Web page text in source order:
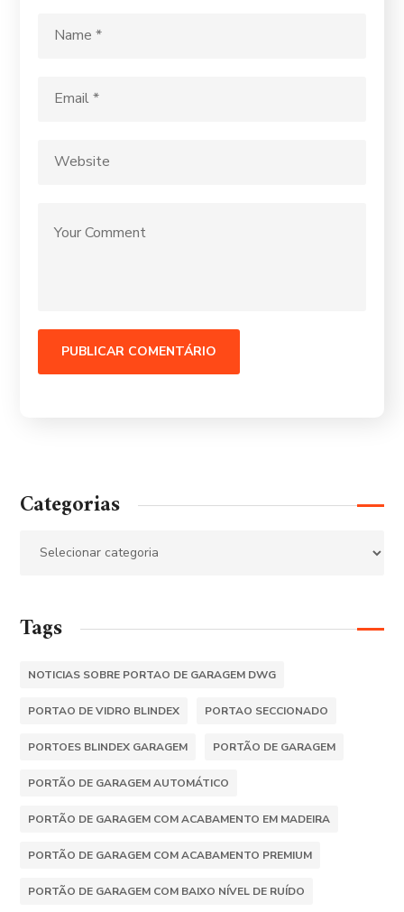
Categorias
Tags
NOTICIAS SOBRE PORTAO DE GARAGEM DWG
PORTAO DE VIDRO BLINDEX PORTAO SECCIONADO
PORTOES BLINDEX GARAGEM PORTÃO DE GARAGEM
PORTÃO DE GARAGEM AUTOMÁTICO
PORTÃO DE GARAGEM COM ACABAMENTO EM MADEIRA
PORTÃO DE GARAGEM COM ACABAMENTO PREMIUM
PORTÃO DE GARAGEM COM BAIXO NÍVEL DE RUÍDO